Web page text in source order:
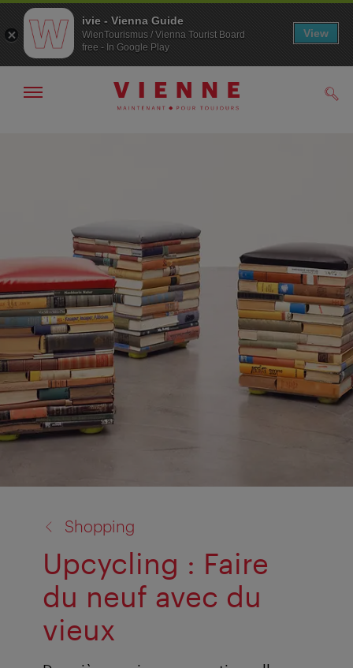
Afficher
Shopping
Upcycling : Faire
du neuf avec du
vieux
ivie - Vienna Guide
WienTourismus / Vienna Tourist Board
free - In Google Play
View